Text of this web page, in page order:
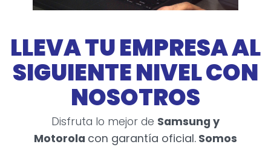
LLEVA TU EMPRESA AL
SIGUIENTE NIVEL CON
NOSOTROS
Disfruta lo mejor de Samsung y
Motorola con garantía oficial. Somos